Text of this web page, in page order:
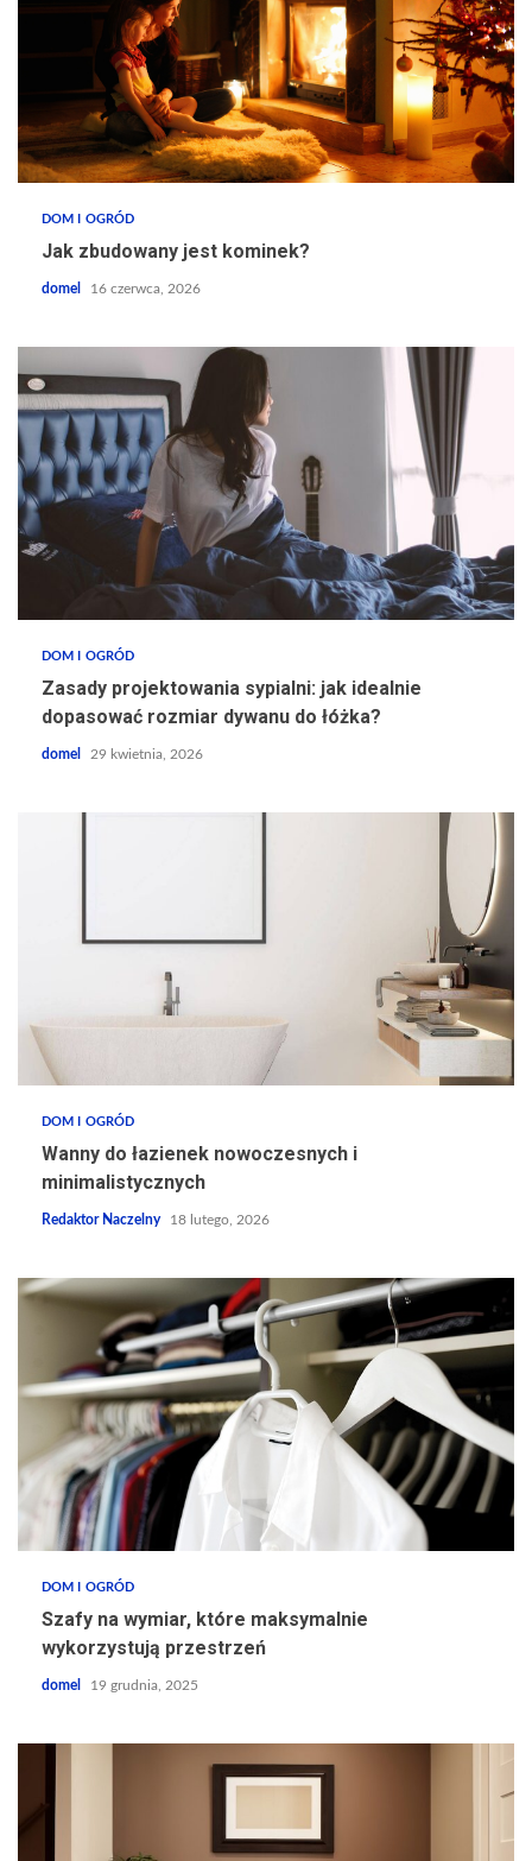
DOM I OGRÓD
Jak zbudowany jest kominek?
domel 16 czerwca, 2026
DOM I OGRÓD
Zasady projektowania sypialni: jak idealnie
dopasować rozmiar dywanu do łóżka?
domel 29 kwietnia, 2026
DOM I OGRÓD
Wanny do łazienek nowoczesnych i
minimalistycznych
Redaktor Naczelny 18 lutego, 2026
DOM I OGRÓD
Szafy na wymiar, które maksymalnie
wykorzystują przestrzeń
domel 19 grudnia, 2025